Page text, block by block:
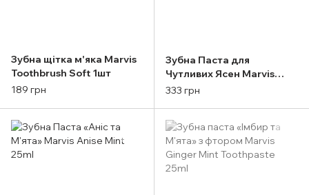
Зубна щітка м'яка Marvis
Toothbrush Soft 1шт
189 грн
Зубна Паста для
Чутливих Ясен Marvis
Sensitive Gums 75ml
333 грн